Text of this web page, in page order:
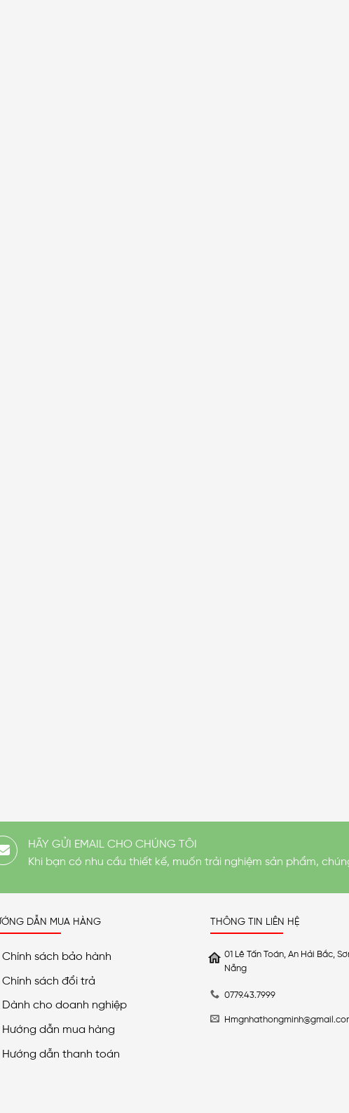
HÃY GỬI EMAIL CHO CHÚNG TÔI
Khi bạn có nhu cầu thiết kế, muốn trải nghiệm sản phẩm,
DẪN MUA HÀNG
Chính sách bảo hành
Chính sách đổi trả
Dành cho doanh nghiệp
Hướng dẫn mua hàng
Hướng dẫn thanh toán
THÔNG TIN LIÊN HỆ
01 Lê Tấn Toán, An Hải Bắc,
Nẵng
0779.43.7999